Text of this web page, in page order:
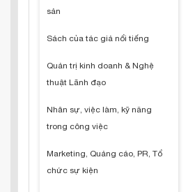
sản
Sách của tác giả nổi tiếng
Quản trị kinh doanh & Nghệ
thuật Lãnh đạo
Nhân sự, việc làm, kỹ năng
trong công việc
Marketing, Quảng cáo, PR, Tổ
chức sự kiện